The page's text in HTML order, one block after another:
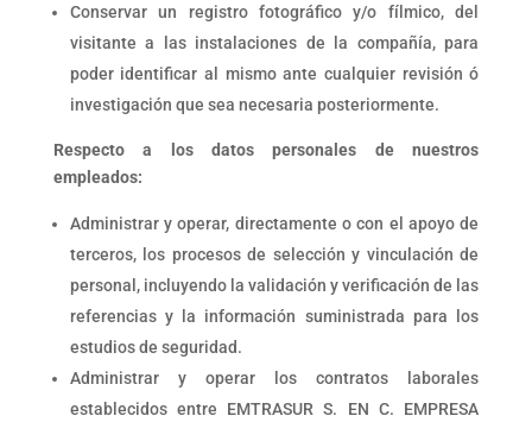
Conservar un registro fotográfico y/o fílmico, del
visitante a las instalaciones de la compañía, para
poder identificar al mismo ante cualquier revisión ó
investigación que sea necesaria posteriormente.
Respecto a los datos personales de nuestros
empleados:
Administrar y operar, directamente o con el apoyo de
terceros, los procesos de selección y vinculación de
personal, incluyendo la validación y verificación de las
referencias y la información suministrada para los
estudios de seguridad.
Administrar y operar los contratos laborales
establecidos entre EMTRASUR S. EN C. EMPRESA